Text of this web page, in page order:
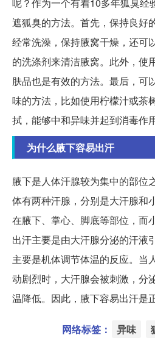
遮狐臭的方法。首先，保持良好
经常洗澡，保持腋窝干燥，还可
的洗涤剂来清洁腋窝。此外，使
肤品也是有效的方法。最后，可
味的方法，比如使用柠檬汁或茶
拭，能够中和异味并起到消毒作用
为什么腋下容易出汗
腋下是人体汗腺较为集中的部位
体有两种汗腺，分别是大汗腺和
在腋下、掌心、脚底等部位，而
出汗主要是由大汗腺分泌的汗液
主要是机体调节体温的反应。当
动剧烈时，大汗腺会被刺激，分
温降低。因此，腋下容易出汗是
网络标签： 异味